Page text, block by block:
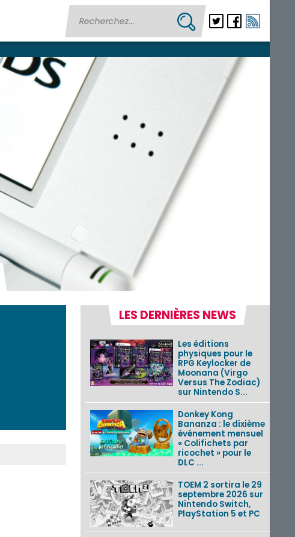
LES DERNIÈRES NEWS
Les éditions
physiques pour le
RPG Keylocker de
Moonana (Virgo
Versus The Zodiac)
sur Nintendo S...
Donkey Kong
Bananza : le dixième
événement mensuel
« Colifichets par
ricochet » pour le
DLC ...
TOEM 2 sortira le 29
septembre 2026 sur
Nintendo Switch,
PlayStation 5 et PC